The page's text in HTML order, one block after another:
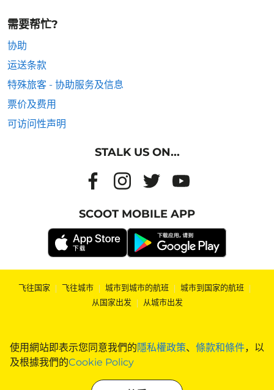
使用網站即表示您同意我們的隱私權政策、 條款和條件，以
及根據我們的Cookie Policy
需要帮忙?
协助
运送条款
特殊旅客 - 协助服务及信息
票价及费用
可访问性声明
STALK US ON...
SCOOT MOBILE APP
飞往国家 | 飞往城市 | 城市到城市的航班 | 城市到国家的航班 |
从国家出发 | 从城市出发